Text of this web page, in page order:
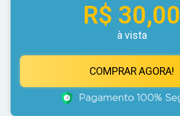
R$ 30,00
à vista
COMPRAR AGORA!